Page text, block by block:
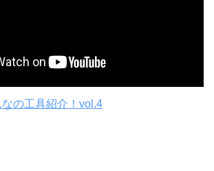
なの工具紹介！vol.4